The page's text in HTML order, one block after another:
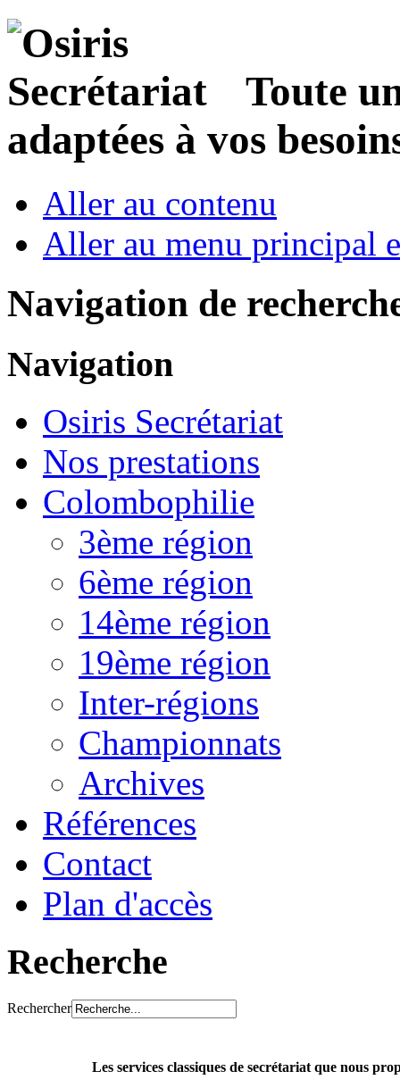
Toute
adaptées à vos
Aller au contenu
Aller au menu principal
Navigation de
Navigation
Osiris Secrétariat
Nos prestations
Colombophilie
3ème région
6ème région
14ème région
19ème région
Inter-régions
Championnats
Archives
Références
Contact
Plan d'accès
Recherche
Rechercher
Les services classiques de secrétariat que nous